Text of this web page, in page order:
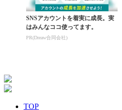
SNSアカウントを着実に成長。実
はみんなココ使ってます。
PR(Dreaw合同会社)
TOP